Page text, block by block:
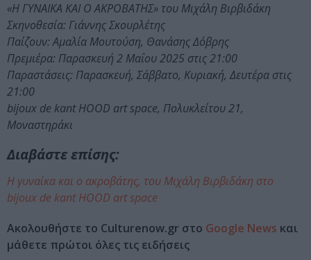
«Η ΓΥΝΑΙΚΑ ΚΑΙ Ο ΑΚΡΟΒΑΤΗΣ» του Μιχάλη Βιρβιδάκη
Σκηνοθεσία: Γιάννης Σκουρλέτης
Παίζουν: Αμαλία Μουτούση, Θανάσης Δόβρης
Πρεμιέρα: Παρασκευή 2 Μαΐου 2025 στις 21:00
Παραστάσεις: Παρασκευή, Σάββατο, Κυριακή, Δευτέρα στις
21:00
bijoux de kant HOOD art space, Πολυκλείτου 21,
Μοναστηράκι
Διαβάστε επίσης:
Η γυναίκα και ο ακροβάτης, του Μιχάλη Βιρβιδάκη στο
bijoux de kant HOOD art space
Ακολουθήστε το Culturenow.gr στο Google News και
μάθετε πρώτοι όλες τις ειδήσεις